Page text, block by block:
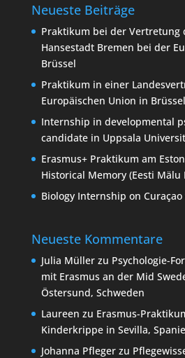
Neueste Beiträge
Praktikum bei der Vertretung
Hansestadt Bremen bei der
Brüssel
Praktikum in einer
Europäischen Union in Brüssel
Internship in developmental
candidate in Uppsala
Erasmus+ Praktikum am
Historical Memory (Eesti
Biology Internship on
Neueste Kommentare
Julia Müllerzu Psychologie-
mit Erasmus an der Mid
Östersund, Schweden
Laureen zu Erasmus-
Kinderkrippe in Sevilla,
Johanna Pflegerzu